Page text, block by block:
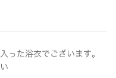
った浴衣でございます。